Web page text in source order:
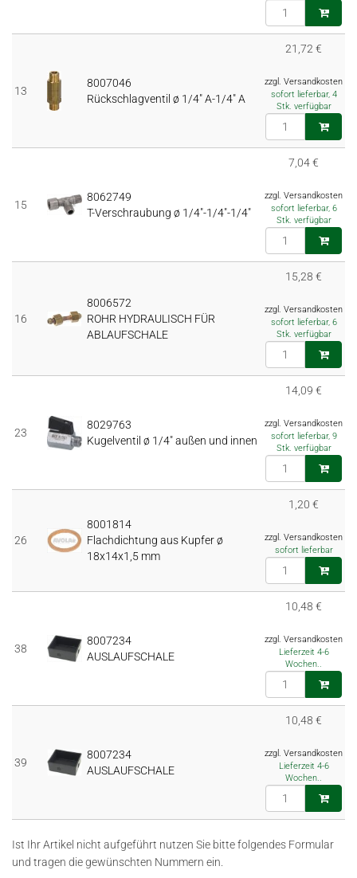
13
8007046
Rückschlagventil ø 1/4" A-1/4" A
21,72 €
zzgl. Versandkosten
sofort lieferbar, 4
Stk. verfügbar
15
8062749
T-Verschraubung ø 1/4"-1/4"-1/4"
7,04 €
zzgl. Versandkosten
sofort lieferbar, 6
Stk. verfügbar
16
8006572
ROHR HYDRAULISCH FÜR
ABLAUFSCHALE
15,28 €
zzgl. Versandkosten
sofort lieferbar, 6
Stk. verfügbar
23
8029763
Kugelventil ø 1/4″ außen und innen
14,09 €
zzgl. Versandkosten
sofort lieferbar, 9
Stk. verfügbar
26
8001814
Flachdichtung aus Kupfer ø
18x14x1,5 mm
1,20 €
zzgl. Versandkosten
sofort lieferbar
38
8007234
AUSLAUFSCHALE
10,48 €
zzgl. Versandkosten
Lieferzeit 4-6
Wochen..
39
8007234
AUSLAUFSCHALE
10,48 €
zzgl. Versandkosten
Lieferzeit 4-6
Wochen..
Ist Ihr Artikel nicht aufgeführt nutzen Sie bitte folgendes Formular
und tragen die gewünschten Nummern ein.